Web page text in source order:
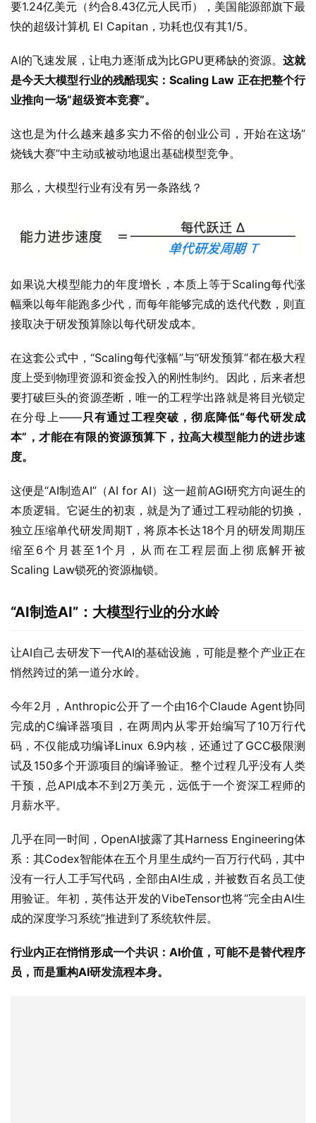
要1.24亿美元（约合8.43亿元人民币），美国能源部旗下最
快的超级计算机 El Capitan，功耗也仅有其1/5。
AI的飞速发展，让电力逐渐成为比GPU更稀缺的资源。 这就
是今天大模型行业的残酷现实：Scaling Law 正在把整个行
业推向一场”超级资本竞赛”。
这也是为什么越来越多实力不俗的创业公司，开始在这场”
烧钱大赛”中主动或被动地退出基础模型竞争。
那么，大模型行业有没有另一条路线？
如果说大模型能力的年度增长，本质上等于Scaling每代涨
幅乘以每年能跑多少代，而每年能够完成的迭代代数，则直
接取决于研发预算除以每代研发成本。
在这套公式中，“Scaling每代涨幅”与“研发预算”都在极大程
度上受到物理资源和资金投入的刚性制约。因此，后来者想
要打破巨头的资源垄断，唯一的工程学出路就是将目光锁定
在分母上——只有通过工程突破，彻底降低“每代研发成
本” ，才能在有限的资源预算下，拉高大模型能力的进步速
度。
这便是“AI制造AI”（AI for AI）这一超前AGI研究方向诞生的
本质逻辑。它诞生的初衷，就是为了通过工程动能的切换，
独立压缩单代研发周期T，将原本长达18个月的研发周期压
缩至6个月甚至1个月，从而在工程层面上彻底解开被
Scaling Law锁死的资源枷锁。
“AI制造AI”：大模型行业的分水岭
让AI自己去研发下一代AI的基础设施，可能是整个产业正在
悄然跨过的第一道分水岭。
今年2月，Anthropic公开了一个由16个Claude Agent协同
完成的C编译器项目，在两周内从零开始编写了10万行代
码，不仅能成功编译Linux 6.9内核，还通过了GCC极限测
试及150多个开源项目的编译验证。整个过程几乎没有人类
干预，总API成本不到2万美元，远低于一个资深工程师的
月薪水平。
几乎在同一时间，OpenAI披露了其Harness Engineering体
系：其Codex智能体在五个月里生成约一百万行代码，其中
没有一行人工手写代码，全部由AI生成，并被数百名员工使
用验证。年初，英伟达开发的VibeTensor也将“完全由AI生
成的深度学习系统”推进到了系统软件层。
行业内正在悄悄形成一个共识：AI价值，可能不是替代程序
员，而是重构AI研发流程本身。